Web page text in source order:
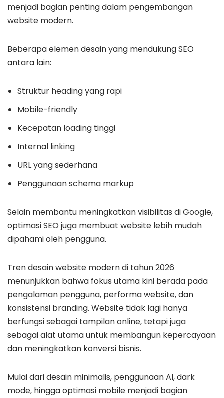
menjadi bagian penting dalam pengembangan
website modern.
Beberapa elemen desain yang mendukung SEO
antara lain:
Struktur heading yang rapi
Mobile-friendly
Kecepatan loading tinggi
Internal linking
URL yang sederhana
Penggunaan schema markup
Selain membantu meningkatkan visibilitas di Google,
optimasi SEO juga membuat website lebih mudah
dipahami oleh pengguna.
Tren desain website modern di tahun 2026
menunjukkan bahwa fokus utama kini berada pada
pengalaman pengguna, performa website, dan
konsistensi branding. Website tidak lagi hanya
berfungsi sebagai tampilan online, tetapi juga
sebagai alat utama untuk membangun kepercayaan
dan meningkatkan konversi bisnis.
Mulai dari desain minimalis, penggunaan AI, dark
mode, hingga optimasi mobile menjadi bagian